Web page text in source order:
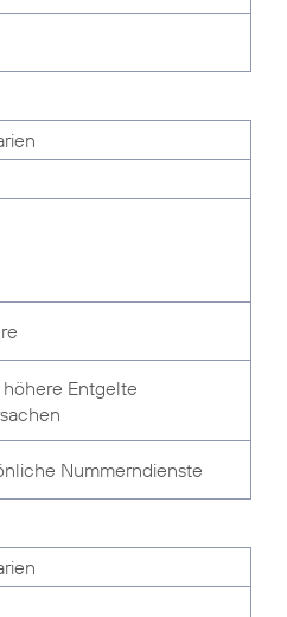
höhere Entgelte
Nummerndienste